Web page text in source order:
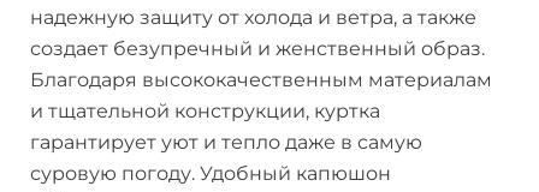
надежную защиту от холода и ветра, а также
создает безупречный и женственный образ.
Благодаря высококачественным материалам
и тщательной конструкции, куртка
гарантирует уют и тепло даже в самую
суровую погоду. Удобный капюшон